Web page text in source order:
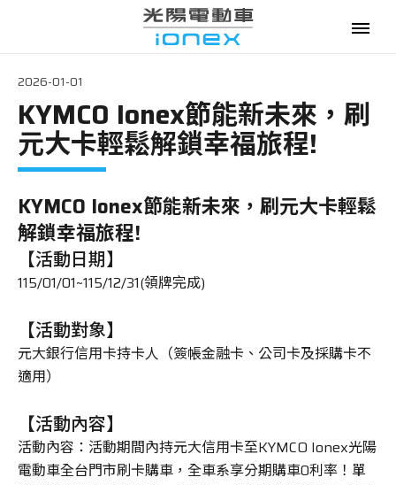
電動機車
購車優惠
最新消息
專賣門市
車主專區
2026-01-01
KYMCO Ionex節能新未來，刷
元大卡輕鬆解鎖幸福旅程!
KYMCO Ionex節能新未來，刷元大卡輕鬆
解鎖幸福旅程!
【活動日期】
115/01/01~115/12/31(領牌完成)
【活動對象】
元大銀行信用卡持卡人（簽帳金融卡、公司卡及採購卡不
適用）
【活動內容】
活動內容：活動期間內持元大信用卡至KYMCO Ionex光陽
電動車全台門市刷卡購車，全車系享分期購車0利率！單